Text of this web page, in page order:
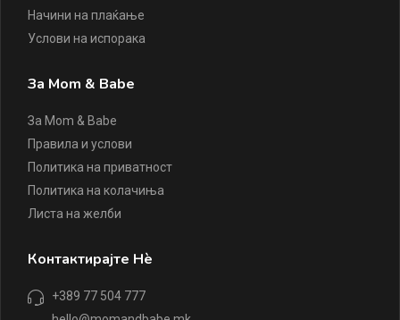
Начини на плаќање
Услови на испорака
За Mom & Babe
За Mom & Babe
Правила и услови
Политика на приватност
Политика на колачиња
Листа на желби
Контактирајте Нè
+389 77 504 777